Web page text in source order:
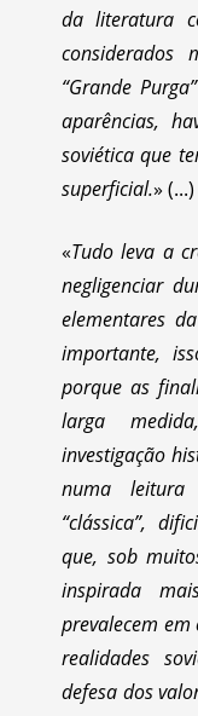
da literatura
considerados
“Grande
aparências,
soviética que
superficial.» (...)
«Tudo leva a
negligenciar
elementares
importante,
porque as
larga
investigação
numa leitura
“clássica”,
que, sob
inspirada
prevalecem
realidades
defesa dos